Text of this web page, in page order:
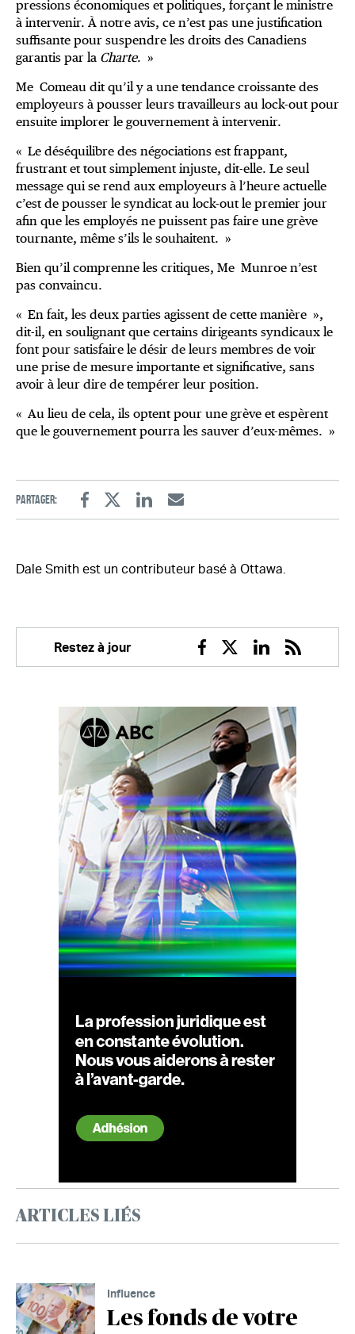
pressions économiques et politiques, forçant le ministre
à intervenir. À notre avis, ce n’est pas une justification
suffisante pour suspendre les droits des Canadiens
garantis par la Charte. »
Me Comeau dit qu’il y a une tendance croissante des
employeurs à pousser leurs travailleurs au lock-out pour
ensuite implorer le gouvernement à intervenir.
« Le déséquilibre des négociations est frappant,
frustrant et tout simplement injuste, dit-elle. Le seul
message qui se rend aux employeurs à l’heure actuelle
c’est de pousser le syndicat au lock-out le premier jour
afin que les employés ne puissent pas faire une grève
tournante, même s’ils le souhaitent. »
Bien qu’il comprenne les critiques, Me Munroe n’est
pas convaincu.
« En fait, les deux parties agissent de cette manière »,
dit-il, en soulignant que certains dirigeants syndicaux le
font pour satisfaire le désir de leurs membres de voir
une prise de mesure importante et significative, sans
avoir à leur dire de tempérer leur position.
« Au lieu de cela, ils optent pour une grève et espèrent
que le gouvernement pourra les sauver d’eux-mêmes. »
Partager:
FacebookTwitterLinkedinEmail
Dale Smith est un contributeur basé à Ottawa.
Restez à jour
Facebook
TwitterLinkedin
RSS
ARTICLES LIÉS
Influence
Les fonds de votre